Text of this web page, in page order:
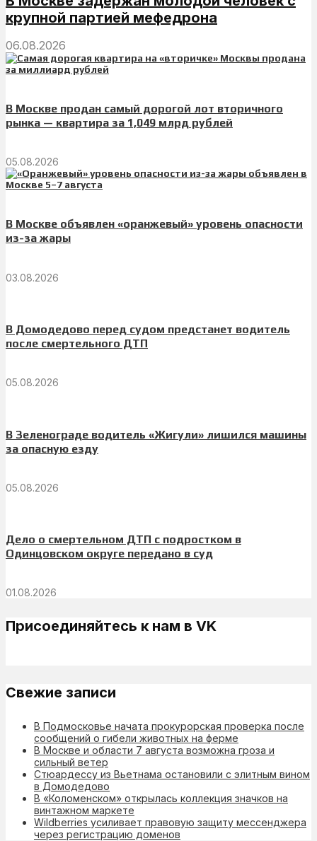
крупной партией мефедрона
06.08.2026
В Москве продан самый дорогой лот вторичного
рынка — квартира за 1,049 млрд рублей
05.08.2026
В Москве объявлен «оранжевый» уровень опасности
из-за жары
03.08.2026
В Домодедово перед судом предстанет водитель
после смертельного ДТП
05.08.2026
В Зеленограде водитель «Жигули» лишился машины
за опасную езду
05.08.2026
Дело о смертельном ДТП с подростком в
Одинцовском округе передано в суд
01.08.2026
Присоединяйтесь к нам в VK
Свежие записи
В Подмосковье начата прокурорская проверка после
сообщений о гибели животных на ферме
В Москве и области 7 августа возможна гроза и
сильный ветер
Стюардессу из Вьетнама остановили с элитным вином
в Домодедово
В «Коломенском» открылась коллекция значков на
винтажном маркете
Wildberries усиливает правовую защиту мессенджера
через регистрацию доменов